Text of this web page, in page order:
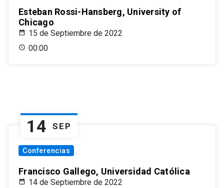
Esteban Rossi-Hansberg, University of
Chicago
15 de Septiembre de 2022
00:00
14 SEP
Conferencias
Francisco Gallego, Universidad Católica
14 de Septiembre de 2022